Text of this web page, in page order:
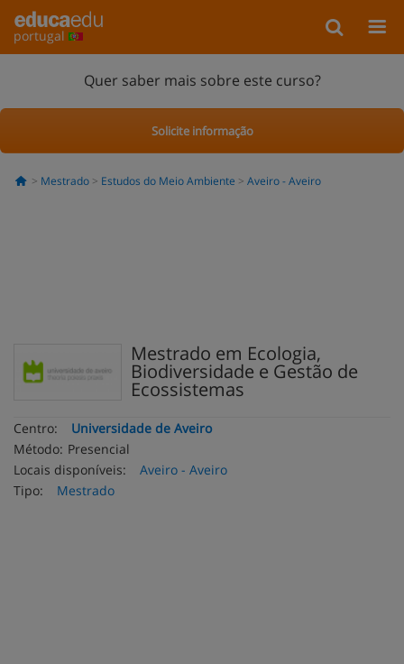
portugal
Quer saber mais sobre este curso?
Solicite informação
Mestrado Estudos do Meio Ambiente Aveiro - Aveiro
Mestrado em Ecologia,
Biodiversidade e Gestão de
Ecossistemas
Centro:
Universidade de Aveiro
Método: Presencial
Locais disponíveis:
Aveiro - Aveiro
Tipo:
Mestrado